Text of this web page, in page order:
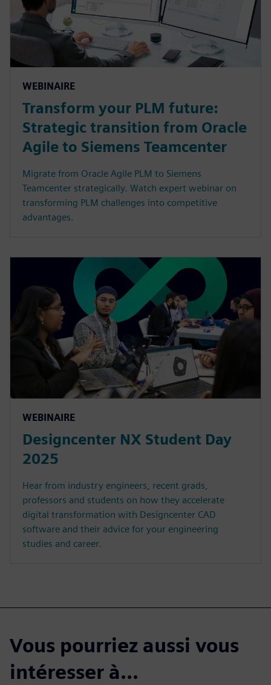
WEBINAIRE
Transform your PLM future:
Strategic transition from Oracle
Agile to Siemens Teamcenter
Migrate from Oracle Agile PLM to Siemens
Teamcenter strategically. Watch expert webinar on
transforming PLM challenges into competitive
advantages.
WEBINAIRE
Designcenter NX Student Day
2025
Hear from industry engineers, recent grads,
professors and students on how they accelerate
digital transformation with Designcenter CAD
software and their advice for your engineering
studies and career.
Vous pourriez aussi vous
intéresser à...